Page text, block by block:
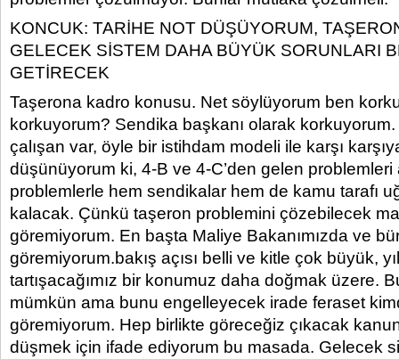
KONCUK: TARİHE NOT DÜŞÜYORUM,
GELECEK SİSTEM DAHA BÜYÜK SORUNLARI
GETİRECEK
Taşerona kadro konusu. Net söylüyorum ben
korkuyorum? Sendika başkanı olarak
çalışan var, öyle bir istihdam modeli ile karşı
düşünüyorum ki, 4-B ve 4-C’den gelen problemleri
problemlerle hem sendikalar hem de kamu tarafı
kalacak. Çünkü taşeron problemini çözebilecek
göremiyorum. En başta Maliye Bakanımızda ve
göremiyorum.bakış açısı belli ve kitle çok büyük,
tartışacağımız bir konumuz daha doğmak üzere.
mümkün ama bunu engelleyecek irade feraset
göremiyorum. Hep birlikte göreceğiz çıkacak
düşmek için ifade ediyorum bu masada. Gelecek